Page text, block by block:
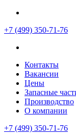
+7 (499) 350-71-76
Контакты
Вакансии
Цены
Запасные
Производство
О компании
+7 (499) 350-71-76